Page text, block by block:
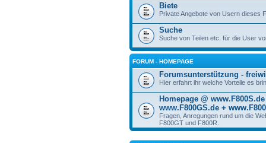
Biete
Private Angebote von Usern dieses
Suche
Suche von Teilen etc. für die User
FORUM - HOMEPAGE
Forumsunterstützung -
Hier erfahrt ihr welche Vorteile es
Homepage @
www.F800GS.de +
Fragen, Anregungen rund um die
F800GT und F800R.